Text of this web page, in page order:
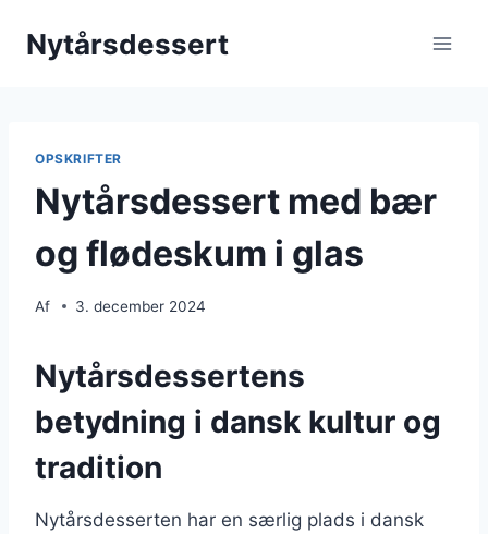
Nytårsdessert
OPSKRIFTER
Nytårsdessert med bær
og flødeskum i glas
Af 3. december 2024
Nytårsdessertens
betydning i dansk kultur og
tradition
Nytårsdesserten har en særlig plads i dansk